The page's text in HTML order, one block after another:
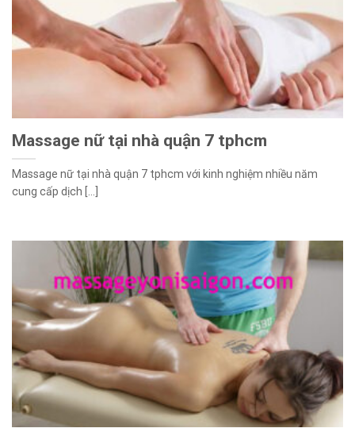
Massage nữ tại nhà quận 7 tphcm
Massage nữ tại nhà quận 7 tphcm với kinh nghiệm nhiều năm
cung cấp dịch [...]